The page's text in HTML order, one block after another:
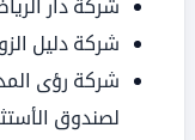
شركة دار
شركة دليل
شركة رؤى
لصندوق